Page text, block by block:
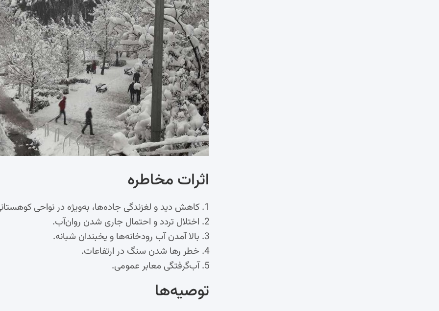
اثرات مخاطره
کاهش دید و لغزندگی جاده‌ها، به‌ویژه در نواحی
اختلال تردد و احتمال جاری شدن روان‌آب.
بالا آمدن آب رودخانه‌ها و یخبندان شبانه.
خطر رها شدن سنگ در ارتفاعات.
آب‌گرفتگی معابر عمومی.
توصیه‌ها